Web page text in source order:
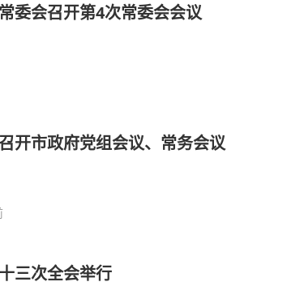
委会召开第4次常委会会议
开市政府党组会议、常务会议
三次全会举行